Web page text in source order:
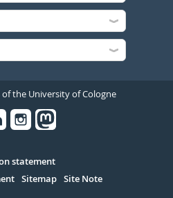
of the University of Cologne
statement
Sitemap Site Note